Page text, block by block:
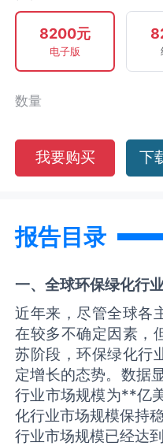
8200元
电子版
数量
我要购买 下
报告目录
一、全球环保绿化行
近年来，尽管全球各
在较多不确定因素，
苏阶段，环保绿化行
定增长的态势。数据
行业市场规模为**亿
化行业市场规模保持
行业市场规模已经达